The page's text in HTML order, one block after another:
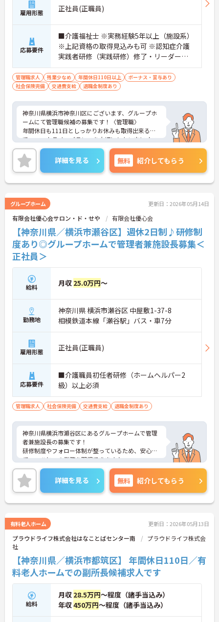
雇用形態 正社員(正職員)
応募要件
■介護福祉士 ※実務経験5年以上（施設系）
※上記資格の取得見込みも可 ※認知症介護
実践者研修（実践研修）修了・リーダー、
マネジメント経験あれば尚可
管理職求人 残業少なめ 年間休日110日以上
ボーナス・賞与あり
社会保険完備
交通費支給 退職金制度あり
神奈川県横浜市神奈川区にございます、グループホ
ームにて管理職候補の募集です！〈管理職〉
年間休日も111日としっかりお休みも取得出来るの
で、ワークライフバランスを大切にしたい方にオス
スメです♪
賞与・昇給あり！頑張りをしっかりと評価している
ので、モチベーションを保ちやすい環境です★
また、育児休暇制度がありますので、ライフステー
ジに応じて長くお仕事を続けていくことができます
ご興味のある方は、マイナビ介護職までお問い合わ
せください。
詳細を見る 無料 紹介してもらう
グループホーム 更新日：2026年05月14日
有限会社優心会サロン・ド・せや 有限会社優心会
【神奈川県／横浜市瀬谷区】週休2日制♪研修制
度あり◎グループホームで管理者兼施設長募集＜
正社員＞
給料 月収 25.0万円～
勤務地
神奈川県 横浜市瀬谷区 中屋敷1-37-8
相模鉄道本線「瀬谷駅」バス・車7分
雇用形態 正社員(正職員)
応募要件
■介護職員初任者研修（ホームヘルパー2
級）以上必須
管理職求人 社会保険完備 交通費支給 退職金制度あり
神奈川県横浜市瀬谷区にあるグループホームで管理
者兼施設長の募集です！
研修制度やフォロー体制が整っているため、安心し
て一つひとつの業務を習得できます♪
また、週休2日制で、夏季休暇や年末年始休暇もあ
るため、プライベートの時間をしっかり確保できま
す！
ご興味ある方は面接ポイントをお伝えしますので、
お気軽にご連絡ください。
詳細を見る 無料 紹介してもらう
有料老人ホーム 更新日：2026年05月13日
プラウドライフ株式会社はなことばセンター南
プラウドライフ株式会
社
【神奈川県／横浜市都筑区】 年間休日110日／有
料老人ホームでの副所長候補求人です
給料
月収 28.5万円～程度（諸手当込み）
年収450万円～程度（諸手当込み）